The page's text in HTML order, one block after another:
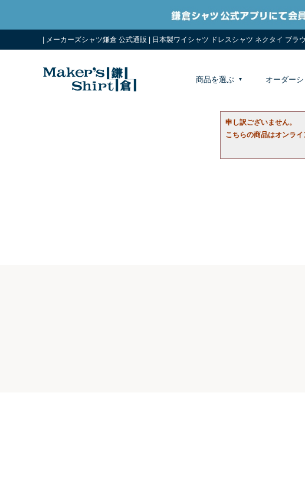
| メーカーズシャツ鎌倉 公式通販 | 日本製ワイシャツ ドレスシャツ ネクタイ ブラ
商品を選ぶ オーダー
申し訳ございません。
こちらの商品はオンライ